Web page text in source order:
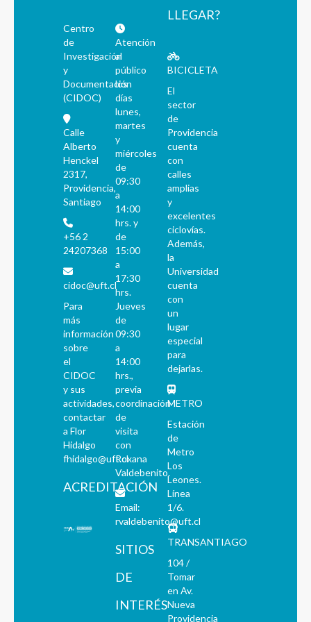
Centro
de
Investigación
y
Documentación
(CIDOC)
Calle
Alberto
Henckel
2317,
Providencia,
Santiago
+56 2
24207368
cidoc@uft.cl
Para
más
información
sobre
el
CIDOC
y sus
actividades,
contactar
a Flor
Hidalgo
fhidalgo@uft.cl
ACREDITACIÓN
Atención
al
público
los
días
lunes,
martes
y
miércoles
de
09:30
a
14:00
hrs. y
de
15:00
a
17:30
hrs.
Jueves
de
09:30
a
14:00
hrs.,
previa
coordinación
de
visita
con
Roxana
Valdebenito.
Email:
rvaldebenito@uft.cl
SITIOS
DE
INTERÉS
LLEGAR?
BICICLETA
El
sector
de
Providencia
cuenta
con
calles
amplias
y
excelentes
ciclovías.
Además,
la
Universidad
cuenta
con
un
lugar
especial
para
dejarlas.
METRO
Estación
de
Metro
Los
Leones.
Línea
1/6.
TRANSANTIAGO
104 /
Tomar
en Av.
Nueva
Providencia